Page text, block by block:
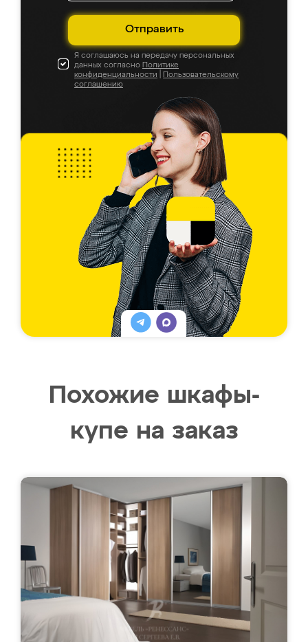
Отправить
Я соглашаюсь на передачу персональных
данных согласно Политике
конфиденциальности
Пользовательскому
соглашению
Похожие шкафы-
купе на заказ